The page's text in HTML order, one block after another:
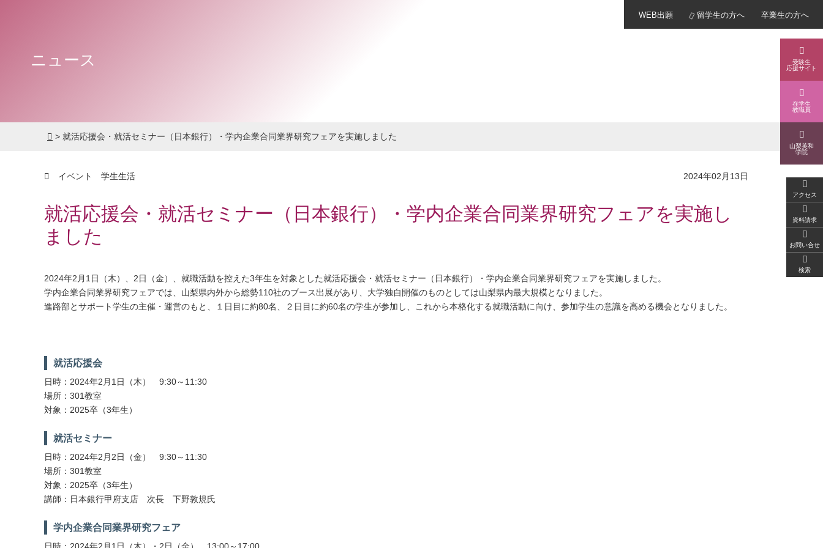
WEB出願 留学生の方へ 卒業生の方へ
受験生
応援サイト
在学生
教職員
山梨英和
学院
アクセス
資料請求
お問い合せ
検索
ニュース
> 就活応援会・就活セミナー（日本銀行）・学内企業合同業界研究フェアを実施しました
2024年02月13日
イベント 学生生活
就活応援会・就活セミナー（日本銀行）・学内企業合同業界研究フェアを実施し
ました
2024年2 月 1 日（木）、 2日（金）、就職活動を控えた3年生を対象とした就活応援会・就活セミナー（日本銀行）・学内企業合同業界研究フェアを実施しました。
学内企業合同業界研究フェアでは、山梨県内外から総勢110社のブース出展があり、大学独自開催のものとしては山梨県内最大規模となりました。
進路部とサポート学生の主催・運営のもと、１日目に約80名、２日目に約60名の学生が参加し、これから本格化する就職活動に向け、参加学生の意識を高める機会となりました。
就活応援会
日時：2024年2月1日（木） 9:30～11:30
場所：301教室
対象：2025卒（3年生）
就活セミナー
日時：2024年2月2日（金） 9:30～11:30
場所：301教室
対象：2025卒（3年生）
講師：日本銀行甲府支店 次長 下野敦規氏
学内企業合同業界研究フェア
日時：2024年2月1日（木）・2日（金） 13:00～17:00